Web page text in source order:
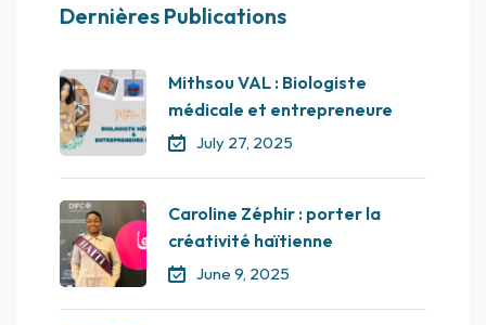
Dernières Publications
Mithsou VAL : Biologiste
médicale et entrepreneure
July 27, 2025
Caroline Zéphir : porter la
créativité haïtienne
June 9, 2025